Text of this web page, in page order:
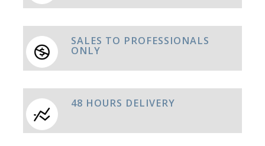
SALES TO PROFESSIONALS
ONLY
48 HOURS DELIVERY